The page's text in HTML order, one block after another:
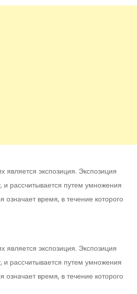
является экспозиция. Экспозиция
и рассчитывается путем умножения
время, в течение которого
является экспозиция. Экспозиция
и рассчитывается путем умножения
время, в течение которого